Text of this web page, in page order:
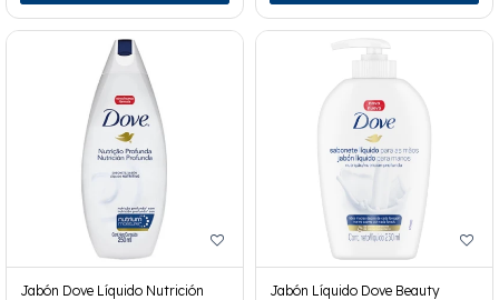
Jabón Dove Líquido Nutrición
Jabón Líquido Dove Beauty